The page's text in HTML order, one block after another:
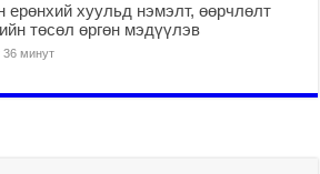
ерөнхий хуульд нэмэлт, өөрчлөлт
төсөл өргөн мэдүүлэв
36 минут